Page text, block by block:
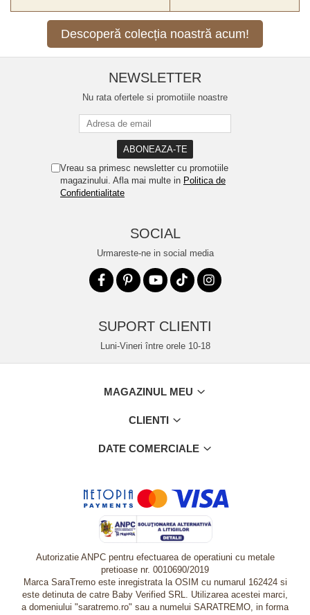
Descoperă colecția noastră acum!
NEWSLETTER
Nu rata ofertele si promotiile noastre
Vreau sa primesc newsletter cu promotiile
magazinului. Afla mai multe in Politica de
Confidentialitate
SOCIAL
Urmareste-ne in social media
SUPORT CLIENTI
Luni-Vineri între orele 10-18
MAGAZINUL MEU
CLIENTI
DATE COMERCIALE
Autorizatie ANPC pentru efectuarea de operatiuni cu metale
pretioase nr. 0010690/2019
Marca SaraTremo este inregistrata la OSIM cu numarul 162424 si
este detinuta de catre Baby Verified SRL. Utilizarea acestei marci,
a domeniului "saratremo.ro" sau a numelui SARATREMO, in forma